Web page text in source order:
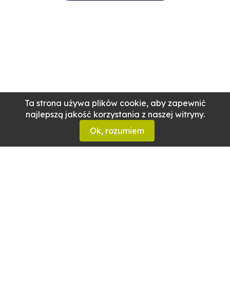
Ta strona używa plików cookie, aby zapewnić
najlepszą jakość korzystania z naszej witryny.
Ok, rozumiem